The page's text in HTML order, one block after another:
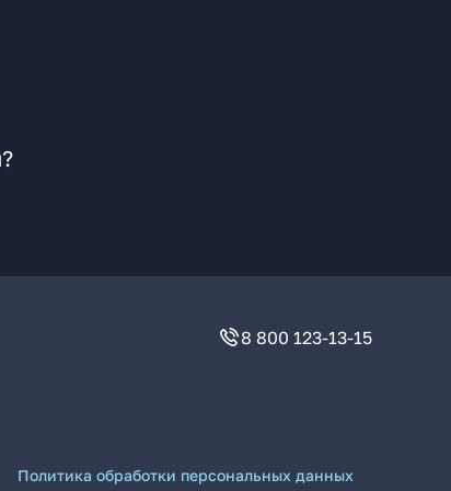
8 800 123-13-15
Политика обработки персональных данных